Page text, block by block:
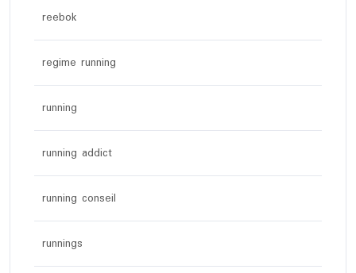
reebok
regime running
running
running addict
running conseil
runnings